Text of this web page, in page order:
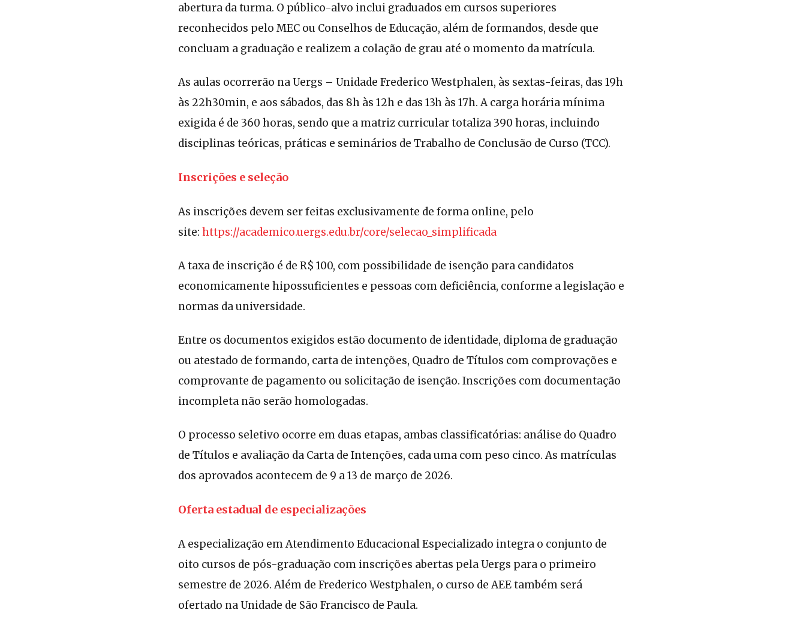
abertura da turma. O público-alvo inclui graduados em cursos superiores
reconhecidos pelo MEC ou Conselhos de Educação, além de formandos, desde que
concluam a graduação e realizem a colação de grau até o momento da matrícula.
As aulas ocorrerão na Uergs – Unidade Frederico Westphalen, às sextas-feiras, das 19h
às 22h30min, e aos sábados, das 8h às 12h e das 13h às 17h. A carga horária mínima
exigida é de 360 horas, sendo que a matriz curricular totaliza 390 horas, incluindo
disciplinas teóricas, práticas e seminários de Trabalho de Conclusão de Curso (TCC).
Inscrições e seleção
As inscrições devem ser feitas exclusivamente de forma online, pelo
site: https://academico.uergs.edu.br/core/selecao_simplificada
A taxa de inscrição é de R$ 100, com possibilidade de isenção para candidatos
economicamente hipossuficientes e pessoas com deficiência, conforme a legislação e
normas da universidade.
Entre os documentos exigidos estão documento de identidade, diploma de graduação
ou atestado de formando, carta de intenções, Quadro de Títulos com comprovações e
comprovante de pagamento ou solicitação de isenção. Inscrições com documentação
incompleta não serão homologadas.
O processo seletivo ocorre em duas etapas, ambas classificatórias: análise do Quadro
de Títulos e avaliação da Carta de Intenções, cada uma com peso cinco. As matrículas
dos aprovados acontecem de 9 a 13 de março de 2026.
Oferta estadual de especializações
A especialização em Atendimento Educacional Especializado integra o conjunto de
oito cursos de pós-graduação com inscrições abertas pela Uergs para o primeiro
semestre de 2026. Além de Frederico Westphalen, o curso de AEE também será
ofertado na Unidade de São Francisco de Paula.